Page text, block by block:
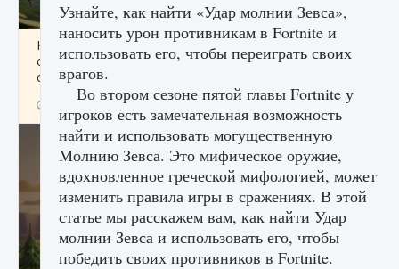
Как исправить ошибку Palworld «Идет
сохранение мира — Невозможно начать
сохранение данных мира»
9 августа 2024 2 511 0 0
Узнайте, как найти «Удар молнии Зевса»,
наносить урон противникам в Fortnite и
использовать его, чтобы переиграть своих
врагов.
Во втором сезоне пятой главы Fortnite у
игроков есть замечательная возможность
найти и использовать могущественную
Молнию Зевса. Это мифическое оружие,
вдохновленное греческой мифологией, может
изменить правила игры в сражениях. В этой
статье мы расскажем вам, как найти Удар
молнии Зевса и использовать его, чтобы
победить своих противников в Fortnite.